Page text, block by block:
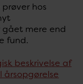
hos
mere end
fund.
beskrivelse af
årsopgørelse